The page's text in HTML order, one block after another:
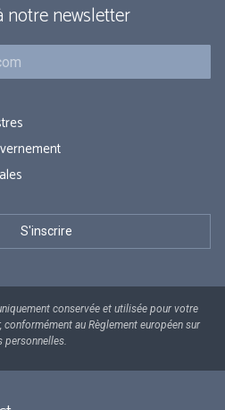
notre newsletter
conservée et utilisée pour votre
au Règlement européen sur
personnelles.